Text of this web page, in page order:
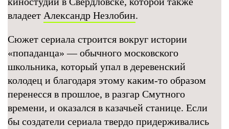
владеет Александр Незлобин.
Сюжет сериала строится вокруг истории
«попаданца» — обычного московского
школьника, который упал в деревенский
колодец и благодаря этому каким-то образом
перенесся в прошлое, в разгар Смутного
времени, и оказался в казачьей станице. Если
бы создатели сериала твердо придерживались